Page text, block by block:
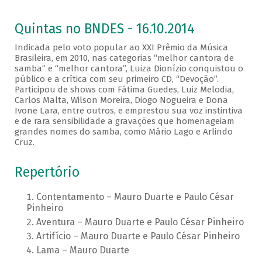
Quintas no BNDES - 16.10.2014
Indicada pelo voto popular ao XXI Prêmio da Música
Brasileira, em 2010, nas categorias “melhor cantora de
samba” e “melhor cantora”, Luiza Dionízio conquistou o
público e a crítica com seu primeiro CD, “Devoção”.
Participou de shows com Fátima Guedes, Luiz Melodia,
Carlos Malta, Wilson Moreira, Diogo Nogueira e Dona
Ivone Lara, entre outros, e emprestou sua voz instintiva
e de rara sensibilidade a gravações que homenageiam
grandes nomes do samba, como Mário Lago e Arlindo
Cruz.
Repertório
Contentamento – Mauro Duarte e Paulo César
Pinheiro
Aventura – Mauro Duarte e Paulo César Pinheiro
Artifício – Mauro Duarte e Paulo César Pinheiro
Lama – Mauro Duarte